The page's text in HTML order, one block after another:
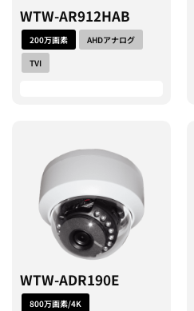
WTW-AR912HAB
200万画素
AHDアナログ
TVI
WTW-ADR190E
800万画素/4K